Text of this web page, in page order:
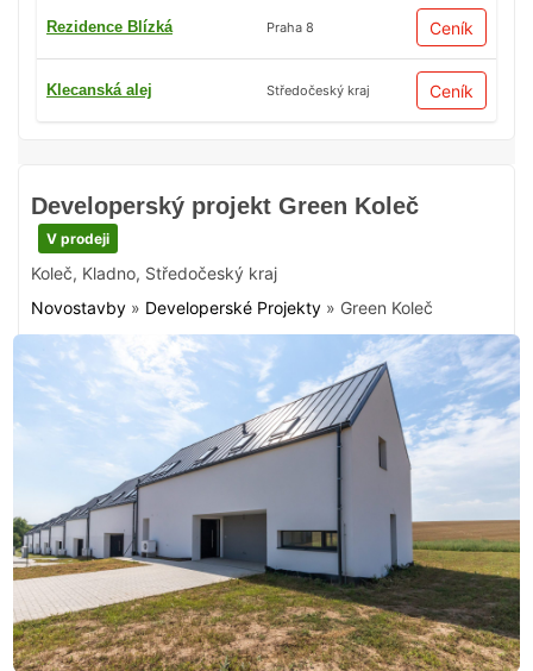
Developerský projekt Green Koleč
V prodeji
Koleč, Kladno, Středočeský kraj
Novostavby » Developerské Projekty » Green Koleč
Rezidence Blízká Praha 8 Ceník
Klecanská alej Středočeský kraj Ceník